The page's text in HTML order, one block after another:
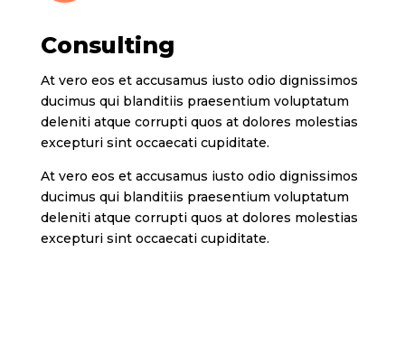
Consulting
At vero eos et accusamus iusto odio dignissimos
ducimus qui blanditiis praesentium voluptatum
deleniti atque corrupti quos at dolores molestias
excepturi sint occaecati cupiditate.
At vero eos et accusamus iusto odio dignissimos
ducimus qui blanditiis praesentium voluptatum
deleniti atque corrupti quos at dolores molestias
excepturi sint occaecati cupiditate.